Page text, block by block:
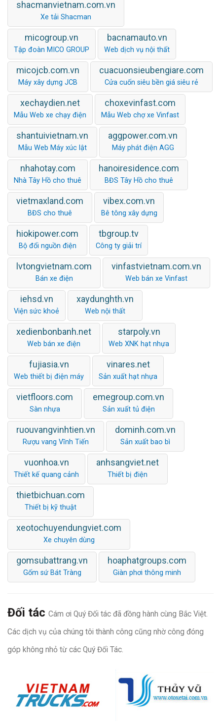
shacmanvietnam.com.vn
Xe tải Shacman
micogroup.vn
Tập đoàn MICO GROUP
bacnamauto.vn
Web dịch vụ nội thất
micojcb.com.vn
Máy xây dựng JCB
cuacuonsieubengiare.com
Cửa cuốn siêu bền giá siêu rẻ
xechaydien.net
Mẫu Web xe chạy điện
choxevinfast.com
Mẫu Web chợ xe Vinfast
shantuivietnam.vn
Mẫu Web Máy xúc lật
aggpower.com.vn
Máy phát điện AGG
nhahotay.com
Nhà Tây Hồ cho thuê
hanoiresidence.com
BĐS Tây Hồ cho thuê
vietmaxland.com
BĐS cho thuê
vibex.com.vn
Bê tông xây dựng
hiokipower.com
Bộ đổi nguồn điện
tbgroup.tv
Công ty giải trí
lvtongvietnam.com
Bán xe điện
vinfastvietnam.com.vn
Web bán xe Vinfast
iehsd.vn
Viện sức khoẻ
xaydunghth.vn
Web nội thất
xedienbonbanh.net
Web bán xe điện
starpoly.vn
Web XNK hạt nhựa
fujiasia.vn
Web thiết bị điện máy
vinares.net
Sản xuất hạt nhựa
vietfloors.com
Sàn nhựa
emegroup.com.vn
Sản xuất tủ điện
ruouvangvinhtien.vn
Rượu vang Vĩnh Tiến
dominh.com.vn
Sản xuất bao bì
vuonhoa.vn
Thiết kế quang cảnh
anhsangviet.net
Thiết bị điện
thietbichuan.com
Thiết bị kỹ thuật
xeotochuyendungviet.com
Xe chuyên dùng
gomsubattrang.vn
Gốm sứ Bát Tràng
hoaphatgroups.com
Giàn phơi thông minh
Đối tác Cám ơi Quý Đối tác đã đồng hành cùng Bắc Việt.
Các dịch vụ của chúng tôi thành công cũng nhờ công đóng
góp không nhỏ từ các Quý Đối Tác.